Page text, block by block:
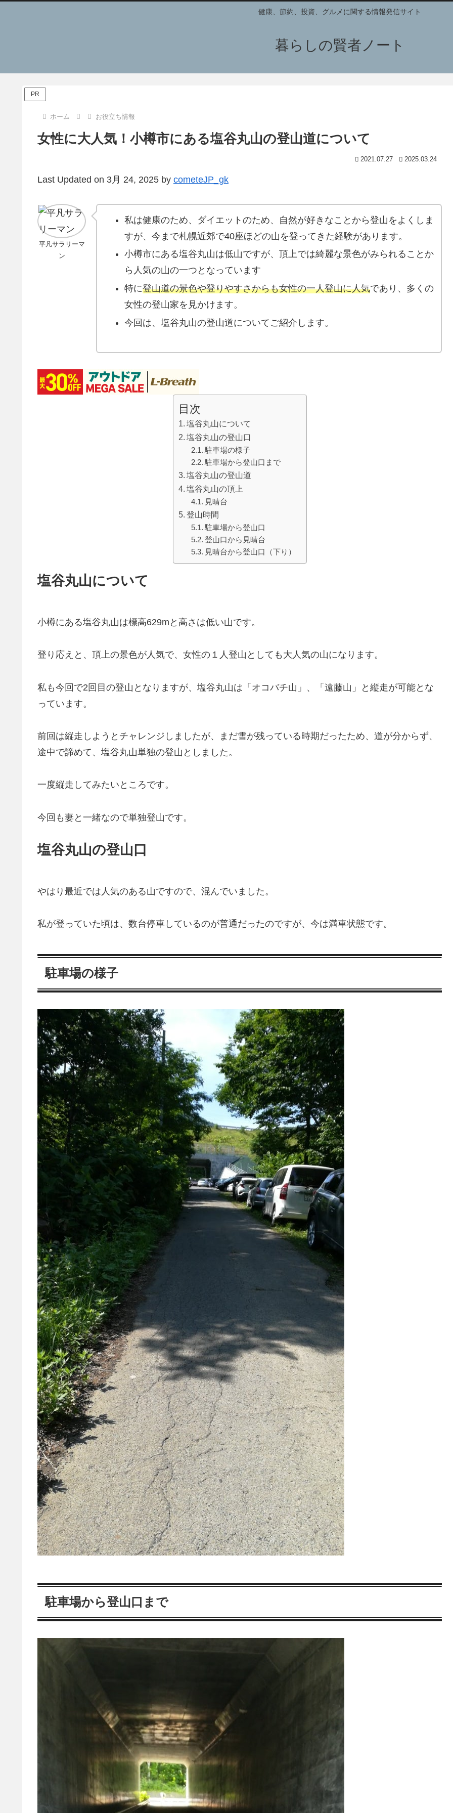
健康、節約、投資、グルメに関する情報発信サイト
暮らしの賢者ノート
PR
ホーム お役立ち情報
女性に大人気！小樽市にある塩谷丸山の登山道について
2021.07.27 2025.03.24
Last Updated on 3月 24, 2025 by cometeJP_gk
平凡サラリーマ
ン
私は健康のため、ダイエットのため、自然が好きなことから登山をよくしま
すが、今まで札幌近郊で40座ほどの山を登ってきた経験があります。
小樽市にある塩谷丸山は低山ですが、頂上では綺麗な景色がみられることか
ら人気の山の一つとなっています
特に登山道の景色や登りやすさからも女性の一人登山に人気であり、多くの
女性の登山家を見かけます。
今回は、塩谷丸山の登山道についてご紹介します。
目次
塩谷丸山について
塩谷丸山の登山口
駐車場の様子
駐車場から登山口まで
塩谷丸山の登山道
塩谷丸山の頂上
見晴台
登山時間
駐車場から登山口
登山口から見晴台
見晴台から登山口（下り）
塩谷丸山について
小樽にある塩谷丸山は標高629mと高さは低い山です。
登り応えと、頂上の景色が人気で、女性の１人登山としても大人気の山になります。
私も今回で2回目の登山となりますが、塩谷丸山は「オコバチ山」、「遠藤山」と縦走が可能とな
っています。
前回は縦走しようとチャレンジしましたが、まだ雪が残っている時期だったため、道が分からず、
途中で諦めて、塩谷丸山単独の登山としました。
一度縦走してみたいところです。
今回も妻と一緒なので単独登山です。
塩谷丸山の登山口
やはり最近では人気のある山ですので、混んでいました。
私が登っていた頃は、数台停車しているのが普通だったのですが、今は満車状態です。
駐車場の様子
駐車場から登山口まで